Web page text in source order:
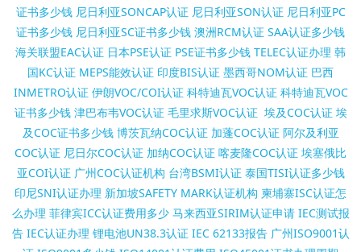
证书多少钱 尼日利亚SONCAP认证 尼日利亚SON认证 尼日利亚PC
证书多少钱 尼日利亚SC证书多少钱 澳洲RCM认证 SAA认证多少钱
海关联盟EAC认证 日本PSE认证 PSE证书多少钱 TELEC认证办理 韩
国KC认证 MEPS能效认证 印度BIS认证 墨西哥NOM认证 巴西
INMETRO认证 伊朗VOC/COI认证 科特迪瓦VOC认证 科特迪瓦VOC
证书多少钱 津巴布韦VOC认证 毛里求斯VOC认证 埃及COC认证 埃
及COC证书多少钱 博茨瓦纳COC认证 加蓬COC认证 阿尔及利亚
COC认证 尼日尔COC认证 加纳COC认证 喀麦隆COC认证 埃塞俄比
亚COI认证 广州COC认证机构 台湾BSMI认证 泰国TISI认证多少钱
印尼SNI认证办理 新加坡SAFETY MARK认证机构 柬埔寨ISC认证怎
么办理 菲律宾ICC认证费用多少 马来西亚SIRIM认证申请 IEC测试报
告 IEC认证办理 锂电池UN38.3认证 IEC 62133报告 广州ISO9001认